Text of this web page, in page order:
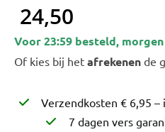
24,50
Voor 23:59 besteld,
Of kies bij het afrekenende
Verzendkosten € 6,95 –
7 dagen vers